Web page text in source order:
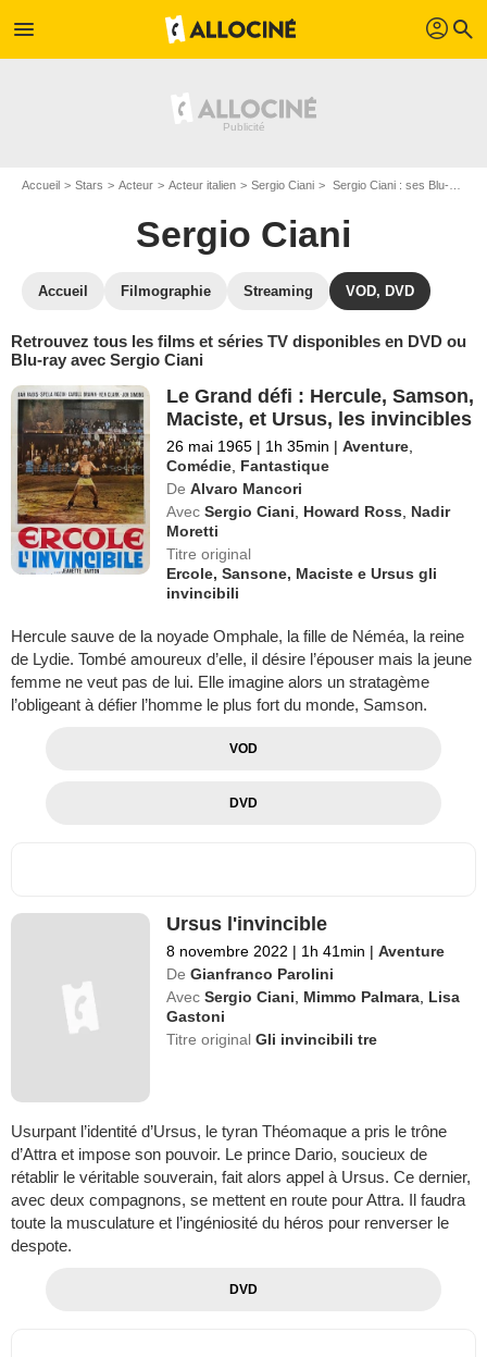
menu profil search
Accueil Stars Acteur Acteur italien Sergio Ciani Sergio Ciani : ses Blu-Ray, DVD, VOD, SVOD
Sergio Ciani
Accueil Filmographie Streaming VOD, DVD
Retrouvez tous les films et séries TV disponibles en DVD ou
Blu-ray avec Sergio Ciani
Le Grand défi : Hercule, Samson,
Maciste, et Ursus, les invincibles
26 mai 1965 | 1h 35min | Aventure
Comédie Fantastique
De Alvaro Mancori
Avec Sergio Ciani Howard Ross
Nadir
Moretti
Titre original
Ercole, Sansone, Maciste e Ursus gli
invincibili
Hercule sauve de la noyade Omphale, la fille de Néméa, la reine
de Lydie. Tombé amoureux d’elle, il désire l’épouser mais la jeune
femme ne veut pas de lui. Elle imagine alors un stratagème
l’obligeant à défier l’homme le plus fort du monde, Samson.
VOD
DVD
Ursus l'invincible
8 novembre 2022 | 1h 41min | Aventure
De Gianfranco Parolini
Avec Sergio Ciani Mimmo Palmara Lisa
Gastoni
Titre originalGli invincibili tre
Usurpant l’identité d’Ursus, le tyran Théomaque a pris le trône
d’Attra et impose son pouvoir. Le prince Dario, soucieux de
rétablir le véritable souverain, fait alors appel à Ursus. Ce dernier,
avec deux compagnons, se mettent en route pour Attra. Il faudra
toute la musculature et l’ingéniosité du héros pour renverser le
despote.
DVD